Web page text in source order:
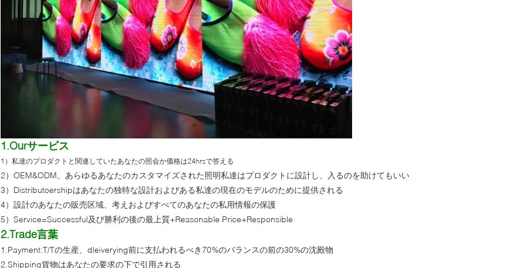
1.Ourサービス
1）私達のプロダクトと関連していたあなたの照会か価格は24hrsで答える
2）OEM&ODM、あらゆるあなたのカスタマイズされた照明私達はプロダクトに設計し、入るのを助けてもいい
3）Distributoershipはあなたの独特な設計およびある私達の現在のモデルのために提供される
4）設計のあなたの販売区域、考えおよびすべてのあなたの私用情報の保護
5）Service=Successful及び勝利の後の最上質+Reasonable Price+Responsible
2.Trade言葉
1.Payment:T/Tの生産、dleiverying前に支払われるべき70%のバランスの前の30%の沈殿物
2.Shipping貨物はあなたの要求の下で引用される